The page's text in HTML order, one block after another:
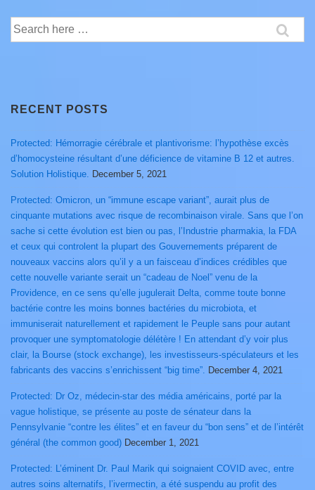
Search
for:
RECENT POSTS
Protected: Hémorragie cérébrale et plantivorisme: l’hypothèse excès
d’homocysteine résultant d’une déficience de vitamine B 12 et autres.
Solution Holistique. December 5, 2021
Protected: Omicron, un “immune escape variant”, aurait plus de
cinquante mutations avec risque de recombinaison virale. Sans que l’on
sache si cette évolution est bien ou pas, l’Industrie pharmakia, la FDA
et ceux qui controlent la plupart des Gouvernements préparent de
nouveaux vaccins alors qu’il y a un faisceau d’indices crédibles que
cette nouvelle variante serait un “cadeau de Noel” venu de la
Providence, en ce sens qu’elle jugulerait Delta, comme toute bonne
bactérie contre les moins bonnes bactéries du microbiota, et
immuniserait naturellement et rapidement le Peuple sans pour autant
provoquer une symptomatologie délétère ! En attendant d’y voir plus
clair, la Bourse (stock exchange), les investisseurs-spéculateurs et les
fabricants des vaccins s’enrichissent “big time”. December 4, 2021
Protected: Dr Oz, médecin-star des média américains, porté par la
vague holistique, se présente au poste de sénateur dans la
Pennsylvanie “contre les élites” et en faveur du “bon sens” et de l’intérêt
général (the common good) December 1, 2021
Protected: L’éminent Dr. Paul Marik qui soignaient COVID avec, entre
autres soins alternatifs, l’ivermectin, a été suspendu au profit des